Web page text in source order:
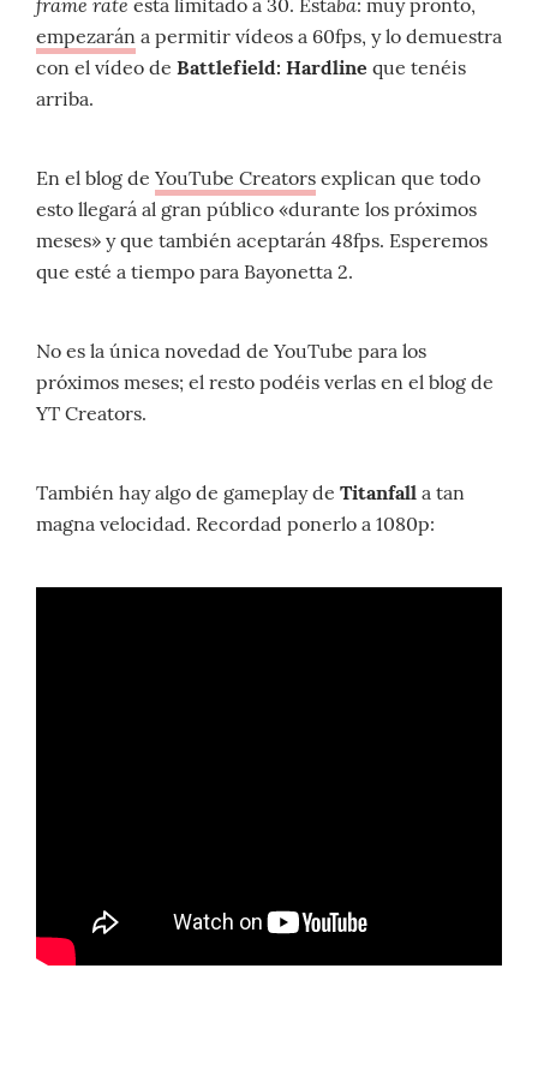
está limitado a 30. Esta
: muy pronto,
empezarán a permitir vídeos a 60fps, y lo demuestra
con el vídeo de Battlefield: Hardline que tenéis
arriba.
En el blog de YouTube Creators explican que todo
esto llegará al gran público «durante los próximos
meses» y que también aceptarán 48fps. Esperemos
que esté a tiempo para Bayonetta 2.
No es la única novedad de YouTube para los
próximos meses; el resto podéis verlas en el blog de
YT Creators.
También hay algo de gameplay de Titanfall a tan
magna velocidad. Recordad ponerlo a 1080p: